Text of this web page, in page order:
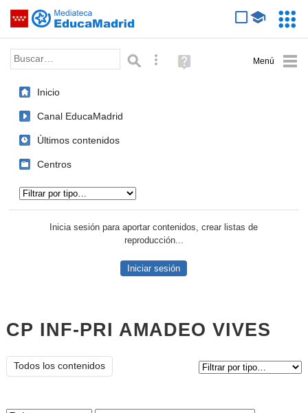
Saltar navegación
Palabra o frase: Búsqueda avanzada
Ayuda
(en
Inicio
Canal EducaMadrid
Últimos contenidos
Centros
Inicia sesión para aportar contenidos, crear listas de
reproducción...
Iniciar sesión
CP INF-PRI AMADEO VIVES
Todos los contenidos